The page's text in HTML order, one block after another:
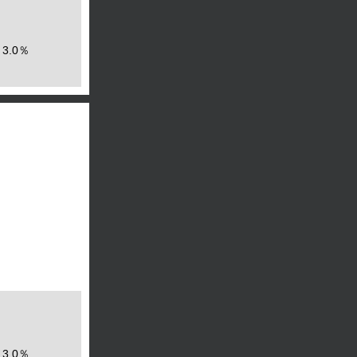
％
％